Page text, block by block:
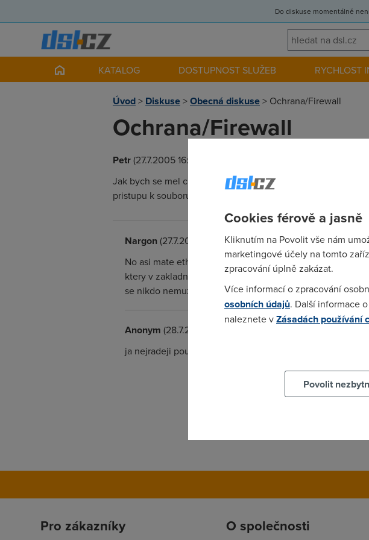
Do diskuse momentálně
KATALOG DOSTUPNOST SLUŽEB RYCHLOST
Úvod> Diskuse>Obecná diskuse> Ochrana/Firewall
Ochrana/Firewall
Petr(27.7.2005 16:08:13)
Jak bych se mel chranit pri pripojeni pres ADSL na
pristupu k souborum zvenci. Dik
Nargon(27.7.2005 17:25:02)
No asi mate ethernet modem s 4mi porty, nebo s jednim
ktery v zakladnim nastaveni veskerou prichozi
se nikdo nemuze na vas dostat, pokud jste mu sam
Anonym (28.7.2005 14:11:48)
ja nejradeji pouzivam kondom...
Pro zákazníky O společnosti
Cookies férově a jasně
Kliknutím na Povolit vše nám
marketingové účely na tomto
zpracování úplně zakázat.
Více informací o zpracování
osobních údajů. Další informace
naleznete vZásadách používání
Povolit